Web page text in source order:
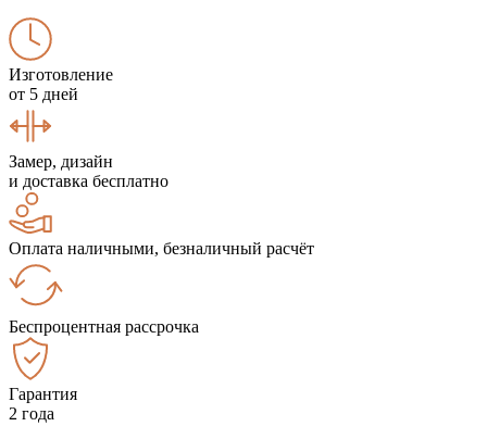
Изготовление
от 5 дней
Замер, дизайн
и доставка бесплатно
Оплата наличными, безналичный расчёт
Беспроцентная рассрочка
Гарантия
2 года